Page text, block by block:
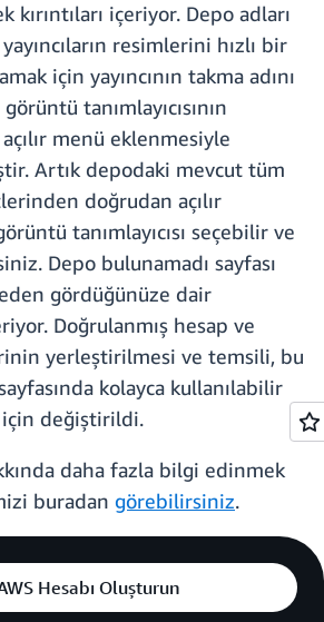
kırıntıları içeriyor. Depo adları
resimlerini hızlı bir
için yayıncının takma adını
tanımlayıcısının
menü eklenmesiyle
Artık depodaki mevcut tüm
doğrudan açılır
tanımlayıcısı seçebilir ve
Depo bulunamadı sayfası
gördüğünüze dair
Doğrulanmış hesap ve
yerleştirilmesi ve temsili, bu
kolayca kullanılabilir
değiştirildi.
daha fazla bilgi edinmek
buradan görebilirsiniz.
Hesabı Oluşturun